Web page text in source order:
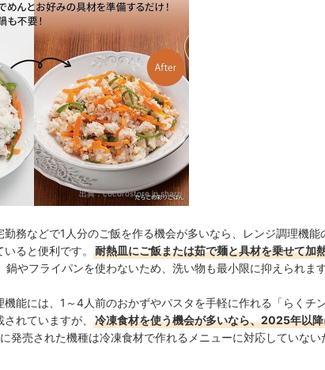
出典：cocorostore.jp.sharp
勤務などで1人分のご飯を作る機会が多いなら、レンジ調理機能
ると便利です。
耐熱皿にご飯または茹で麺と具材を乗せて加
鍋やフライパンを使わないため、洗い物も最小限に抑えられます
機能には、1～4人前のおかずやパスタを手軽に作れる「らくチ
れていますが、
冷凍食材を使う機会が多いなら、2025年以
発売された機種は冷凍食材で作れるメニューに対応していな